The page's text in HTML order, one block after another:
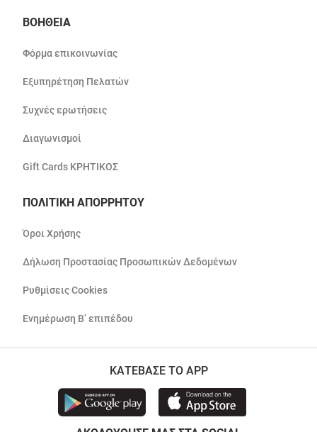
ΒΟΗΘΕΙΑ
Φόρμα επικοινωνίας
Εξυπηρέτηση Πελατών
Συχνές ερωτήσεις
Διαγωνισμοί
Gift Cards ΚΡΗΤΙΚΟΣ
ΠΟΛΙΤΙΚΗ ΑΠΟΡΡΗΤΟΥ
Όροι Χρήσης
Δήλωση Προστασίας Προσωπικών Δεδομένων
Ρυθμίσεις Cookies
Ενημέρωση Β’ επιπέδου
ΚΑΤΕΒΑΣΕ ΤΟ APP